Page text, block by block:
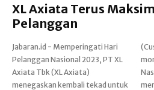
XL Axiata Terus
Pelanggan
Jabaran.id - Memperingati Hari
Pelanggan Nasional 2023, PT XL
Axiata Tbk (XL Axiata)
menegaskan kembali tekad untuk
(Customer Experience - CX). Pada
momen spesial Hari Pelanggan
Nasional ini juga, XL Axiata
menghadirkan beragam promo